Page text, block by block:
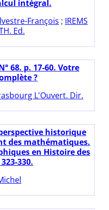
intégral.
François ; IREMS
Ed.
68. p. 17-60. Votre
?
L'Ouvert. Dir.
historique
des mathématiques.
en Histoire des
330.